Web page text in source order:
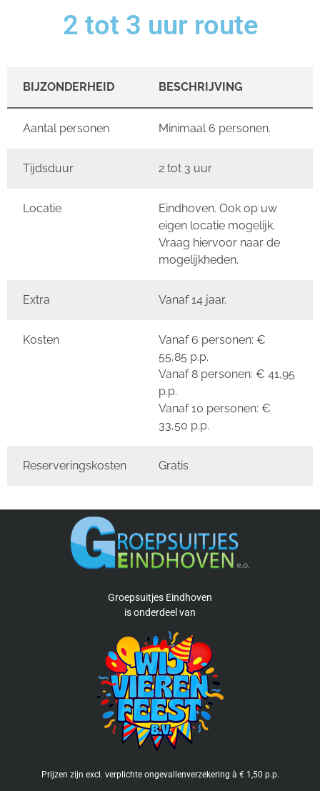
2 tot 3 uur route
BIJZONDERHEID BESCHRIJVING
Aantal personen Minimaal 6 personen.
Tijdsduur 2 tot 3 uur
Locatie
Eindhoven. Ook op uw
eigen locatie mogelijk.
Vraag hiervoor naar de
mogelijkheden.
Extra Vanaf 14 jaar.
Kosten
Vanaf 6 personen: €
55,85 p.p.
Vanaf 8 personen: € 41,95
p.p.
Vanaf 10 personen: €
33,50 p.p.
Reserveringskosten Gratis
Groepsuitjes Eindhoven
isonderdeel van
Prijzen zijn excl. verplichte ongevallenverzekering à € 1,50 p.p.